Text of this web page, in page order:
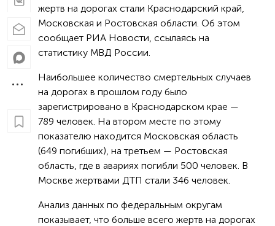
жертв на дорогах стали Краснодарский край,
Московская и Ростовская области. Об этом
сообщает РИА Новости, ссылаясь на
статистику МВД России.
Наибольшее количество смертельных случаев
на дорогах в прошлом году было
зарегистрировано в Краснодарском крае —
789 человек. На втором месте по этому
показателю находится Московская область
(649 погибших), на третьем — Ростовская
область, где в авариях погибли 500 человек. В
Москве жертвами ДТП стали 346 человек.
Анализ данных по федеральным округам
показывает, что больше всего жертв на дорогах